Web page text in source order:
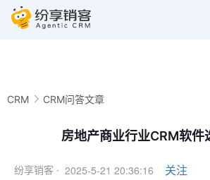
CRM CRM问答文章
房地产商业行业CRM软件
纷享销客 · 2025-5-21 20:36:16 关注